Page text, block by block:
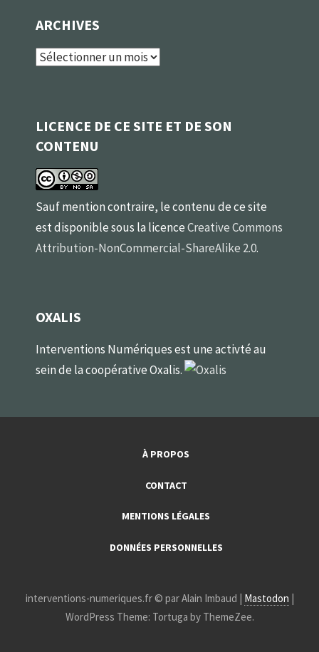
ARCHIVES
Archives
LICENCE DE CE SITE ET DE SON
CONTENU
Sauf mention contraire, le contenu de ce site
est disponible sous la licenceCreative Commons
Attribution-NonCommercial-ShareAlike 2.0.
OXALIS
Interventions Numériques est une activté au
sein de la coopérative Oxalis.
À PROPOS
CONTACT
MENTIONS LÉGALES
DONNÉES PERSONNELLES
interventions-numeriques.fr © par Alain Imbaud | Mastodon
WordPress Theme: Tortuga by ThemeZee.